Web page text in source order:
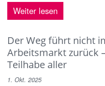
Weiter lesen
Der Weg führt nicht
Arbeitsmarkt zurück
Teilhabe aller
1. Okt. 2025